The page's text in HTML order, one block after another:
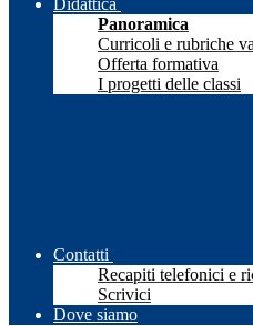
Didattica
Panoramica
Curricoli e rubriche
Offerta formativa
I progetti delle classi
Contatti
Recapiti telefonici e
Scrivici
Dove siamo